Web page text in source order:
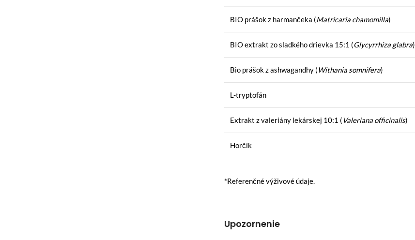
BIO prášok z harmančeka (Matricaria chamomilla)
BIO extrakt zo sladkého drievka 15:1 (Glycyrrhiza glabra)
Bio prášok z ashwagandhy (Withania somnifera)
L-tryptofán
Extrakt z valeriány lekárskej 10:1 (Valeriana officinalis)
Horčík
*Referenčné výživové údaje.
Upozornenie